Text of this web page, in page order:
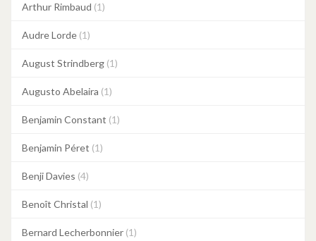
Arthur Rimbaud (1)
Audre Lorde (1)
August Strindberg (1)
Augusto Abelaira (1)
Benjamin Constant (1)
Benjamin Péret (1)
Benji Davies (4)
Benoît Christal (1)
Bernard Lecherbonnier (1)